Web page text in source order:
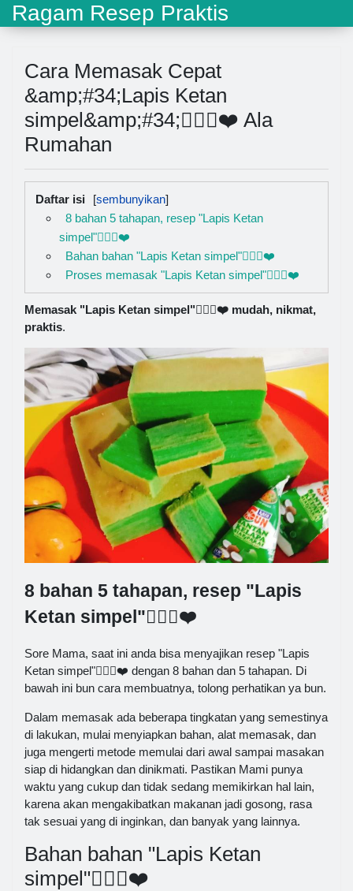
Ragam Resep Praktis
Cara Memasak Cepat
&amp;#34;Lapis Ketan
simpel&amp;#34;👍🏼😘❤️ Ala
Rumahan
Daftar isi
8 bahan 5 tahapan, resep "Lapis Ketan
simpel"👍🏼😘❤️
Bahan bahan "Lapis Ketan simpel"👍🏼😘❤️
Proses memasak "Lapis Ketan simpel"👍🏼😘❤️
Memasak "Lapis Ketan simpel"👍🏼😘❤️ mudah, nikmat,
praktis.
8 bahan 5 tahapan, resep "Lapis
Ketan simpel"👍🏼😘❤️
Sore Mama, saat ini anda bisa menyajikan resep "Lapis
Ketan simpel"👍🏼😘❤️ dengan 8 bahan dan 5 tahapan. Di
bawah ini bun cara membuatnya, tolong perhatikan ya bun.
Dalam memasak ada beberapa tingkatan yang semestinya
di lakukan, mulai menyiapkan bahan, alat memasak, dan
juga mengerti metode memulai dari awal sampai masakan
siap di hidangkan dan dinikmati. Pastikan Mami punya
waktu yang cukup dan tidak sedang memikirkan hal lain,
karena akan mengakibatkan makanan jadi gosong, rasa
tak sesuai yang di inginkan, dan banyak yang lainnya.
Bahan bahan "Lapis Ketan
simpel"👍🏼😘❤️